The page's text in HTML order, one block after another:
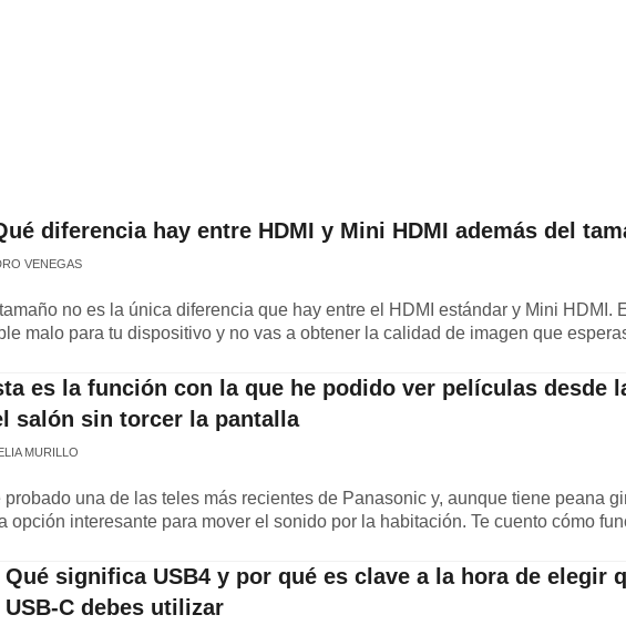
diferencia hay entre HDMI y Mini HDMI además del
VENEGAS
no es la única diferencia que hay entre el HDMI estándar y Mini HDMI.
malo para tu dispositivo y no vas a obtener la calidad de imagen que
es la función con la que he podido ver películas desde
salón sin torcer la pantalla
MURILLO
probado una de las teles más recientes de Panasonic y, aunque tiene peana
opción interesante para mover el sonido por la habitación. Te cuento cómo
Qué significa USB4 y por qué es clave a la hora de elegir
USB-C debes utilizar